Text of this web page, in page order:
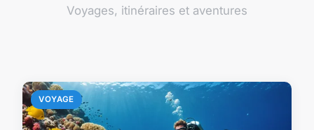
Voyages, itinéraires et aventures
VOYAGE